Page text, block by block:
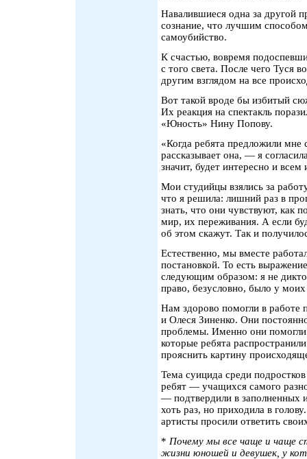
Навалившиеся одна за другой
сознание, что лучшим
самоубийство.
К счастью, вовремя
с того света. После чего Туся
другим взглядом на все
Вот такой вроде бы избитый
Их реакция на спектакль
«Юность» Нину Попову.
«Когда ребята предложили мне
рассказывает она, — я
значит, будет интересно и
Мои студийцы взялись за
что я решила: лишний раз в
знать, что они чувствуют, как
мир, их переживания. А если
об этом скажут. Так и
Естественно, мы вместе
постановкой. То есть
следующим образом: я не
право, безусловно, было у моих
Нам здорово помогли в работе
и Олеся Зиненко. Они
проблемы. Именно они помогли
которые ребята
прояснить картину
Тема суицида среди
ребят — учащихся самого
— подтвердили в заполненных
хоть раз, но приходила в
артисты просили ответить
* Почему мы все чаще и чаще
жизни юношей и девушек, у